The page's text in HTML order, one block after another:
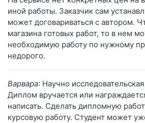
иной работы. Заказчик сам
может договариваться с автором.
магазина готовых работ, то в нем
необходимую работу по нужному
недорого.
Варвара: Научно
Диплом вручается или
написать. Сделать дипломную
курсовую работу. Студент может